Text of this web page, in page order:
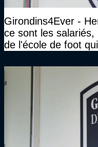
Girondins4Ever -
ce sont les
de l'école de foot